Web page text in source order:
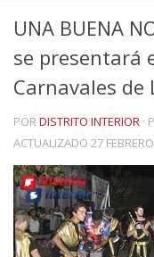
UNA BUENA
se presentará
Carnavales de
PORDISTRITO INTERIOR ·
ACTUALIZADO 27